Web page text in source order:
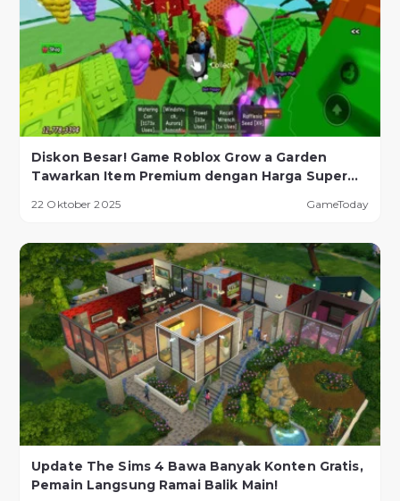
Diskon Besar! Game Roblox Grow a Garden
Tawarkan Item Premium dengan Harga Super
22 Oktober 2025 GameToday
Update The Sims 4 Bawa Banyak Konten Gratis,
Pemain Langsung Ramai Balik Main!